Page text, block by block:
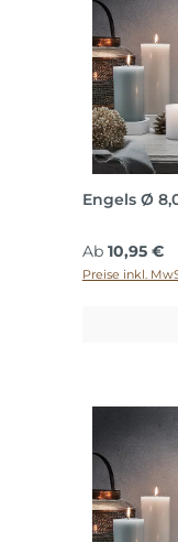
Engels Ø
Regulärer
Ab 10,95 €
Preise inkl.